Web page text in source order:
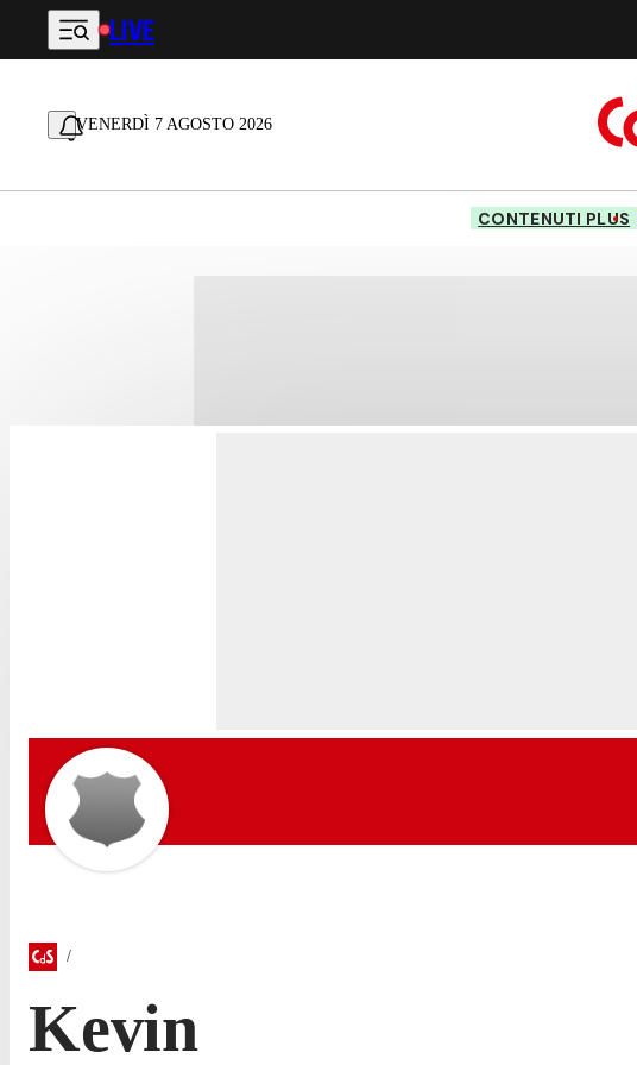
Vai al contenuto principale
LIVE
VENERDÌ 7 AGOSTO 2026
CONTENUTI PLUS
Kevin